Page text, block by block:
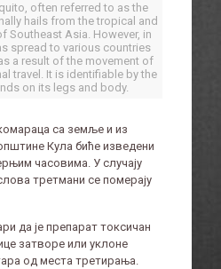
often referred to as the
hails from the tropical and
Southeast Asia. However, in
spread to various countries
a result of the movement of
travel. It is identifiable by the
on its legs and body.
са земље и из
Кула биће изведени
часовима. У случају
третмани се померају
да је препарат токсичан
затворе или уклоне
од места третирања.